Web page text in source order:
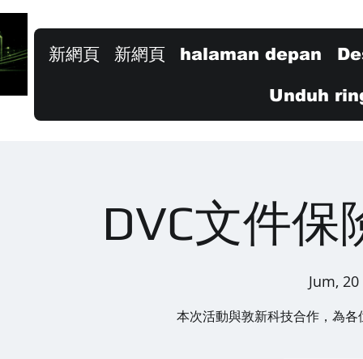
新網頁 新網頁 halaman depan
Unduh
DVC文件
Jum,
本次活動與敦新科技合作，為